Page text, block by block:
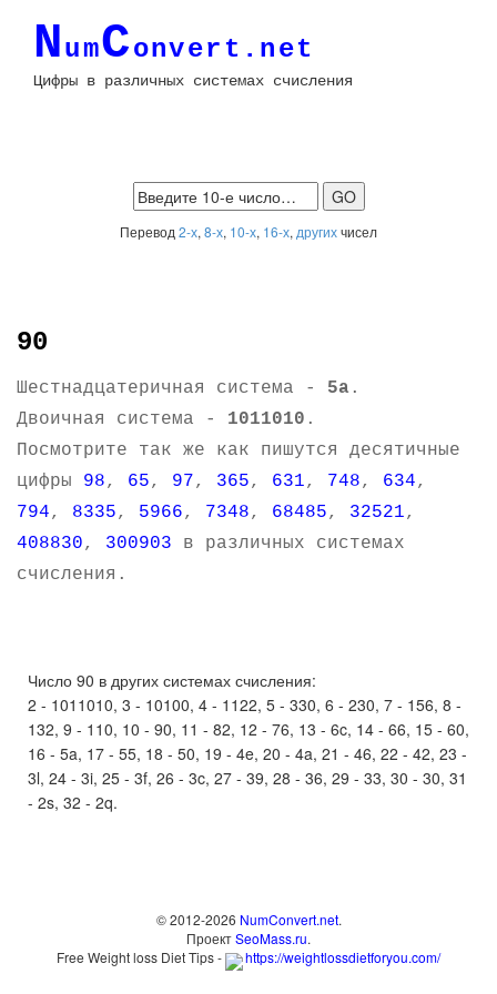
NumConvert.net
Цифры в различных системах счисления
Перевод 2-х, 8-х, 10-х, 16-х, другихчисел
90
Шестнадцатеричная система - 5a .
Двоичная система - 1011010 .
Посмотрите так же как пишутся десятичные
цифры 98, 65, 97, 365, 631, 748, 634,
794, 8335, 5966, 7348, 68485, 32521,
408830, 300903 в различных системах
счисления.
Число 90 в других системах счисления:
2 - 1011010, 3 - 10100, 4 - 1122, 5 - 330, 6 - 230, 7 - 156, 8 -
132, 9 - 110, 10 - 90, 11 - 82, 12 - 76, 13 - 6c, 14 - 66, 15 - 60,
16 - 5a, 17 - 55, 18 - 50, 19 - 4e, 20 - 4a, 21 - 46, 22 - 42, 23 -
3l, 24 - 3i, 25 - 3f, 26 - 3c, 27 - 39, 28 - 36, 29 - 33, 30 - 30, 31
- 2s, 32 - 2q.
© 2012-2026 NumConvert.net.
ПроектSeoMass.ru.
Free Weight loss Diet Tips -
https://weightlossdietforyou.com/